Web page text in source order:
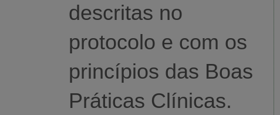
descritas no
protocolo e com os
princípios das Boas
Práticas Clínicas.